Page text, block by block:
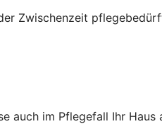
Zwischenzeit
auch im Pflegefall Ihr Haus